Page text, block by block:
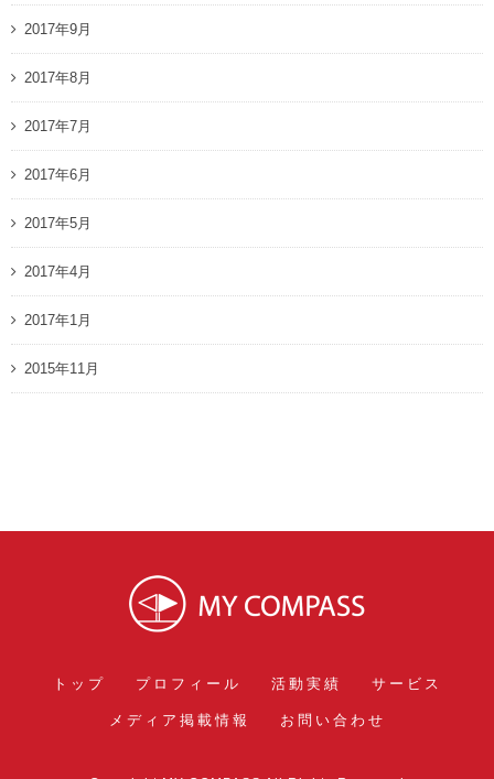
2017年9月
2017年8月
2017年7月
2017年6月
2017年5月
2017年4月
2017年1月
2015年11月
トップ プロフィール 活動実績 サービス
メディア掲載情報 お問い合わせ